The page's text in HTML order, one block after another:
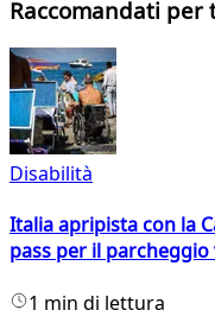
Raccomandati per
Disabilità
Italia apripista con la
pass per il
1 min di lettura